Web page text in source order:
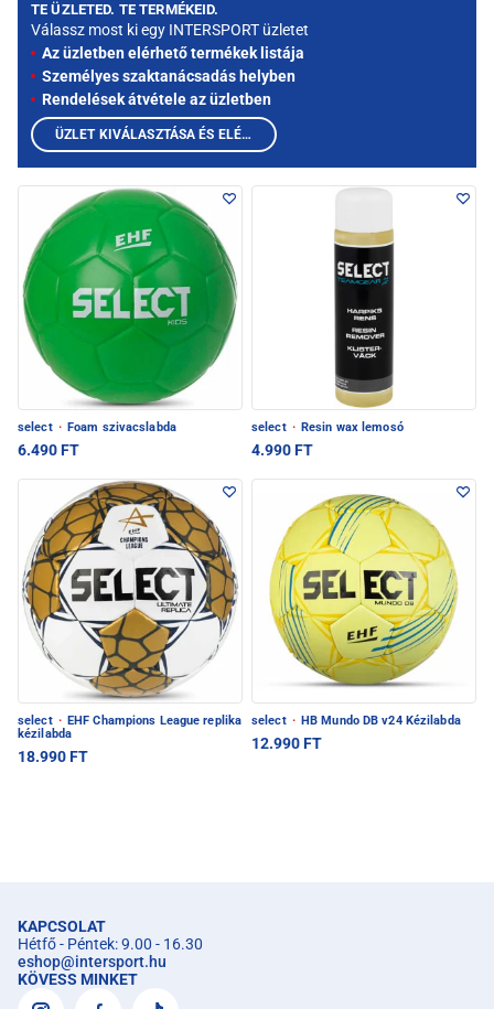
select · Foam szivacslabda
6.490 FT
select · Resin wax lemosó
4.990 FT
select · EHF Champions League replika
kézilabda
18.990 FT
select · HB Mundo DB v24 Kézilabda
12.990 FT
TE ÜZLETED. TE TERMÉKEID.
Válassz most ki egy INTERSPORT üzletet
Az üzletben elérhető termékek listája
Személyes szaktanácsadás helyben
Rendelések átvétele az üzletben
ÜZLET KIVÁLASZTÁSA ÉS ELÉRHETŐ TERMÉKEK MEGTEKINTÉSE
KAPCSOLAT
Hétfő - Péntek: 9.00 - 16.30
eshop@intersport.hu
KÖVESS MINKET